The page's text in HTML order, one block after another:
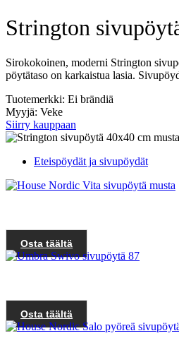
Strington
Sirokokoinen, moderni Strington
pöytätaso on karkaistua lasia.
Tuotemerkki: Ei brändiä
Myyjä: Veke
Siirry kauppaan
Eteispöydät ja sivupöydät
Osta täältä
Osta täältä